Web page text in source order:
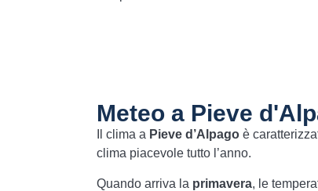
Meteo a Pieve
Il clima a Pieve d’Alpagoè
clima piacevole tutto l’anno.
Quando arriva la primavera, le